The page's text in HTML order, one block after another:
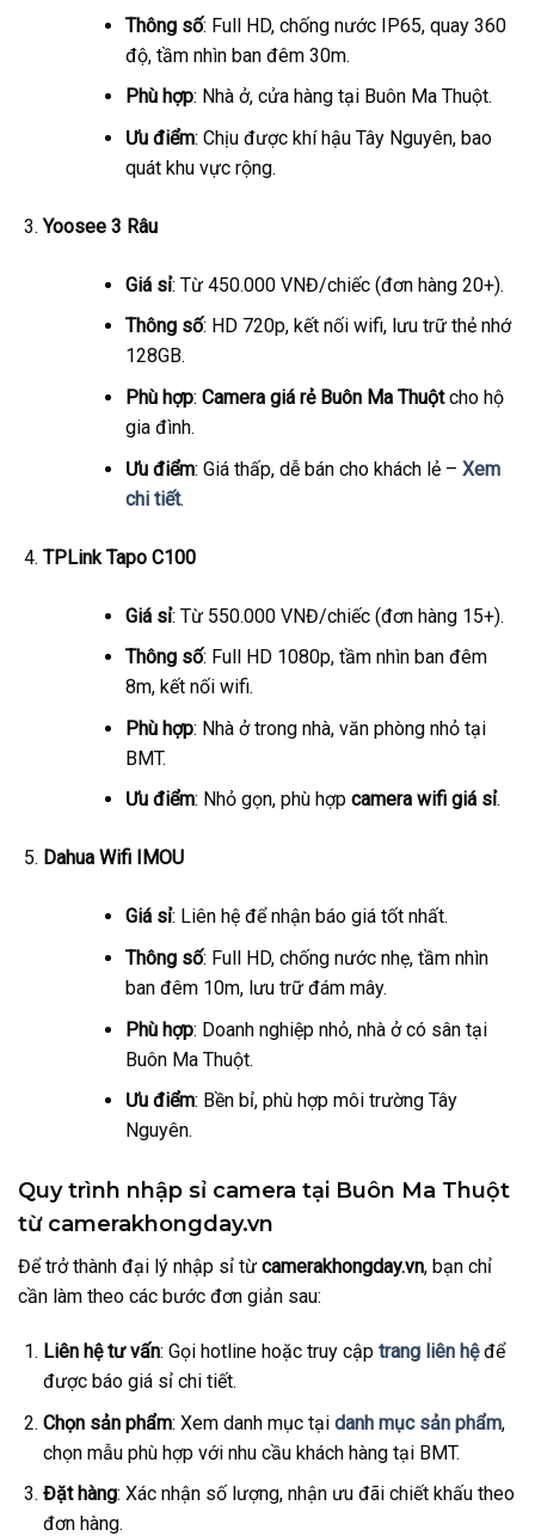
Thông số: Full HD, chống nước IP65, quay 360
độ, tầm nhìn ban đêm 30m.
Phù hợp: Nhà ở, cửa hàng tại Buôn Ma Thuột.
Ưu điểm: Chịu được khí hậu Tây Nguyên, bao
quát khu vực rộng.
Yoosee 3 Râu
Giá sỉ: Từ 450.000 VNĐ/chiếc (đơn hàng 20+).
Thông số: HD 720p, kết nối wifi, lưu trữ thẻ nhớ
128GB.
Phù hợp: Camera giá rẻ Buôn Ma Thuộtcho hộ
gia đình.
Ưu điểm: Giá thấp, dễ bán cho khách lẻ – Xem
chi tiết.
TPLink Tapo C100
Giá sỉ: Từ 550.000 VNĐ/chiếc (đơn hàng 15+).
Thông số: Full HD 1080p, tầm nhìn ban đêm
8m, kết nối wifi.
Phù hợp: Nhà ở trong nhà, văn phòng nhỏ tại
BMT.
Ưu điểm: Nhỏ gọn, phù hợp camera wifi giá sỉ.
Dahua Wifi IMOU
Giá sỉ: Liên hệ để nhận báo giá tốt nhất.
Thông số: Full HD, chống nước nhẹ, tầm nhìn
ban đêm 10m, lưu trữ đám mây.
Phù hợp: Doanh nghiệp nhỏ, nhà ở có sân tại
Buôn Ma Thuột.
Ưu điểm: Bền bỉ, phù hợp môi trường Tây
Nguyên.
Quy trình nhập sỉ camera tại Buôn Ma Thuột
từ camerakhongday.vn
Để trở thành đại lý nhập sỉ từ camerakhongday.vn, bạn chỉ
cần làm theo các bước đơn giản sau:
Liên hệ tư vấn: Gọi hotline hoặc truy cập trang liên hệđể
được báo giá sỉ chi tiết.
Chọn sản phẩm: Xem danh mục tại danh mục sản phẩm,
chọn mẫu phù hợp với nhu cầu khách hàng tại BMT.
Đặt hàng: Xác nhận số lượng, nhận ưu đãi chiết khấu theo
đơn hàng.